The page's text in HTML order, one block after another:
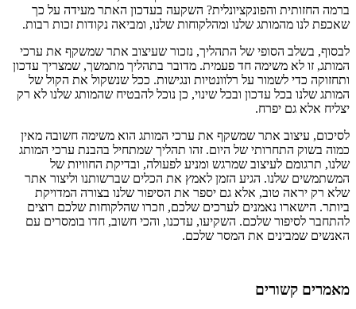
ברמה החזותית והפונקציונלית? השקעה בעדכון האתר מעידה על כך
שאכפת לנו מהמותג שלנו ומהלקוחות שלנו, ומביאה נקודות זכות רבות.
לבסוף, בשלב הסופי של התהליך, נזכור שעיצוב אתר שמשקף את ערכי
המותג, זו לא משימה חד פעמית. מדובר בתהליך מתמשך, שמצריך עדכון
ותחזוקה כדי לשמור על רלוונטיות ונגישות. ככל שנשקול את הקול של
המותג שלנו בכל עדכון ובכל שינוי, כן נוכל להבטיח שהמותג שלנו לא רק
יצליח אלא גם יפרח.
לסיכום, עיצוב אתר שמשקף את ערכי המותג הוא משימה חשובה מאין
כמוה בשוק התחרותי של היום. זהו תהליך שמתחיל בהבנת ערכי המותג
שלנו, תרגומם לעיצוב שמרגש ומניע לפעולה, ובדיקת החוויות של
המשתמשים שלנו. הגיע הזמן לאמץ את הכלים שברשותנו וליצור אתר
שלא רק יראה טוב, אלא גם יספר את הסיפור שלנו בצורה המדויקת
ביותר. הישארו נאמנים לערכים שלכם, וזכרו שהלקוחות שלכם רוצים
להתחבר לסיפור שלכם. השקיעו, עדכנו, והכי חשוב, חדו בומסרים עם
האנשים שמבינים את המסר שלכם.
מאמרים קשורים